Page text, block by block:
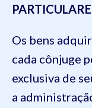
Os bens
cada cônjuge
exclusiva de
a